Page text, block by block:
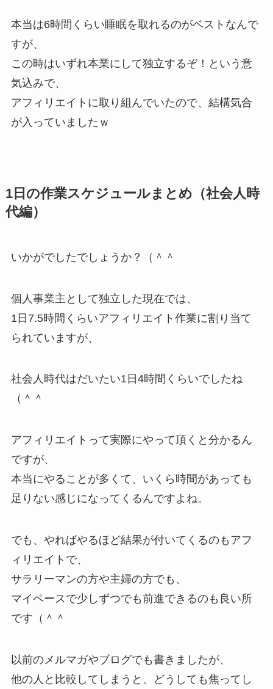
本当は6時間くらい睡眠を取れるのがベストなんで
すが、
この時はいずれ本業にして独立するぞ！という意
気込みで、
アフィリエイトに取り組んでいたので、結構気合
が入っていましたｗ
1日の作業スケジュールまとめ（社会人時
代編）
いかがでしたでしょうか？（＾＾
個人事業主として独立した現在では、
1日7.5時間くらいアフィリエイト作業に割り当て
られていますが、
社会人時代はだいたい1日4時間くらいでしたね
（＾＾
アフィリエイトって実際にやって頂くと分かるん
ですが、
本当にやることが多くて、いくら時間があっても
足りない感じになってくるんですよね。
でも、やればやるほど結果が付いてくるのもアフ
ィリエイトで、
サラリーマンの方や主婦の方でも、
マイペースで少しずつでも前進できるのも良い所
です（＾＾
以前のメルマガやブログでも書きましたが、
他の人と比較してしまうと、どうしても焦ってし